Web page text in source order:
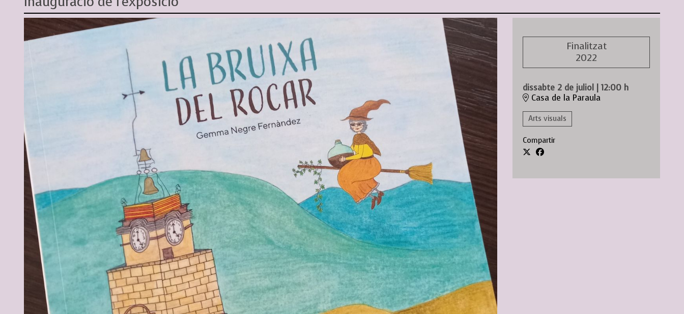
Finalitzat
2022
dissabte 2 de juliol | 12:00 h
Casa de la Paraula
Arts visuals
Compartir